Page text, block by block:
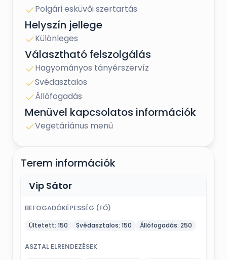
Polgári esküvői szertartás
Helyszín jellege
Különleges
Választható felszolgálás
Hagyományos tányérszervíz
Svédasztalos
Állófogadás
Menüvel kapcsolatos információk
Vegetáriánus menü
Terem információk
Vip Sátor
BEFOGADÓKÉPESSÉG (FŐ)
Ültetett: 150 Svédasztalos: 150 Állófogadás: 250
ASZTAL ELRENDEZÉSEK